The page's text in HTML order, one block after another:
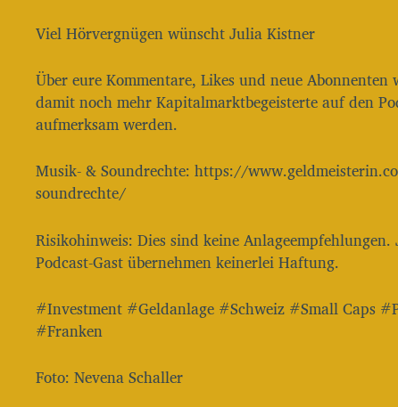
Viel Hörvergnügen wünscht Julia Kistner
Über eure Kommentare, Likes und neue
damit noch mehr Kapitalmarktbegeisterte auf den
aufmerksam werden.
Musik- & Soundrechte: ⁠⁠⁠⁠⁠⁠⁠⁠⁠⁠⁠⁠⁠⁠⁠⁠⁠⁠⁠⁠⁠⁠⁠⁠⁠⁠⁠⁠⁠⁠⁠⁠⁠⁠⁠⁠⁠⁠⁠⁠⁠https://
soundrechte/⁠⁠⁠⁠⁠⁠⁠⁠⁠⁠⁠⁠⁠⁠⁠⁠⁠⁠⁠⁠⁠⁠⁠⁠⁠⁠⁠⁠⁠⁠⁠⁠⁠⁠⁠⁠⁠⁠⁠⁠⁠
Risikohinweis: Dies sind keine
Podcast-Gast übernehmen keinerlei Haftung.
#Investment #Geldanlage #Schweiz #Small Caps
#Franken
Foto: Nevena Schaller